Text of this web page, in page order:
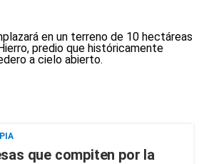
que compiten por la